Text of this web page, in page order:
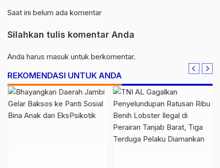
Saat ini belum ada komentar
Silahkan tulis komentar Anda
Anda harus masuk untuk berkomentar.
REKOMENDASI UNTUK ANDA